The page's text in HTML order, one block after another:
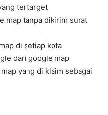
tertarget
map tanpa dikirim surat
di setiap kota
dari google map
yang di klaim sebagai